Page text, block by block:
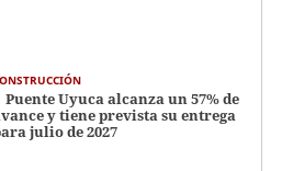
Puente Uyuca alcanza un 57% de
y tiene prevista su entrega
julio de 2027